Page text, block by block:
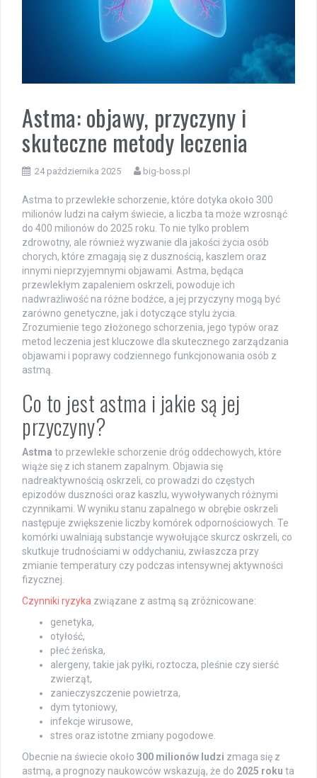
Astma: objawy, przyczyny i
skuteczne metody leczenia
24 października 2025 big-boss.pl
Astma to przewlekłe schorzenie, które dotyka około 300
milionów ludzi na całym świecie, a liczba ta może wzrosnąć
do 400 milionów do 2025 roku. To nie tylko problem
zdrowotny, ale również wyzwanie dla jakości życia osób
chorych, które zmagają się z dusznością, kaszlem oraz
innymi nieprzyjemnymi objawami. Astma, będąca
przewlekłym zapaleniem oskrzeli, powoduje ich
nadwrażliwość na różne bodźce, a jej przyczyny mogą być
zarówno genetyczne, jak i dotyczące stylu życia.
Zrozumienie tego złożonego schorzenia, jego typów oraz
metod leczenia jest kluczowe dla skutecznego zarządzania
objawami i poprawy codziennego funkcjonowania osób z
astmą.
Co to jest astma i jakie są jej
przyczyny?
Astma to przewlekłe schorzenie dróg oddechowych, które
wiąże się z ich stanem zapalnym. Objawia się
nadreaktywnością oskrzeli, co prowadzi do częstych
epizodów duszności oraz kaszlu, wywoływanych różnymi
czynnikami. W wyniku stanu zapalnego w obrębie oskrzeli
następuje zwiększenie liczby komórek odpornościowych. Te
komórki uwalniają substancje wywołujące skurcz oskrzeli, co
skutkuje trudnościami w oddychaniu, zwłaszcza przy
zmianie temperatury czy podczas intensywnej aktywności
fizycznej.
Czynniki ryzyka związane z astmą są zróżnicowane:
genetyka,
otyłość,
płeć żeńska,
alergeny, takie jak pyłki, roztocza, pleśnie czy sierść
zwierząt,
zanieczyszczenie powietrza,
dym tytoniowy,
infekcje wirusowe,
stres oraz istotne zmiany pogodowe.
Obecnie na świecie około 300 milionów ludzi zmaga się z
astmą, a prognozy naukowców wskazują, że do 2025 roku ta